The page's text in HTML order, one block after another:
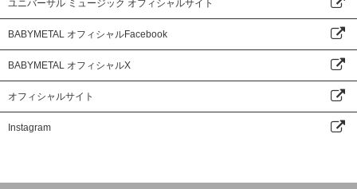
ユニバーサル ミュージック オフィシャルサイト
BABYMETAL オフィシャルFacebook
BABYMETAL オフィシャルX
オフィシャルサイト
Instagram